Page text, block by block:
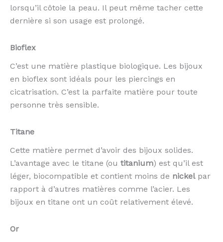
lorsqu’il côtoie la peau. Il peut même tacher cette
dernière si son usage est prolongé.
Bioflex
C’est une matière plastique biologique. Les bijoux
en bioflex sont idéals pour les piercings en
cicatrisation. C’est la parfaite matière pour toute
personne très sensible.
Titane
Cette matière permet d’avoir des bijoux solides.
L’avantage avec le titane (ou titanium) est qu’il est
léger, biocompatible et contient moins de nickelpar
rapport à d’autres matières comme l’acier. Les
bijoux en titane ont un coût relativement élevé.
Or